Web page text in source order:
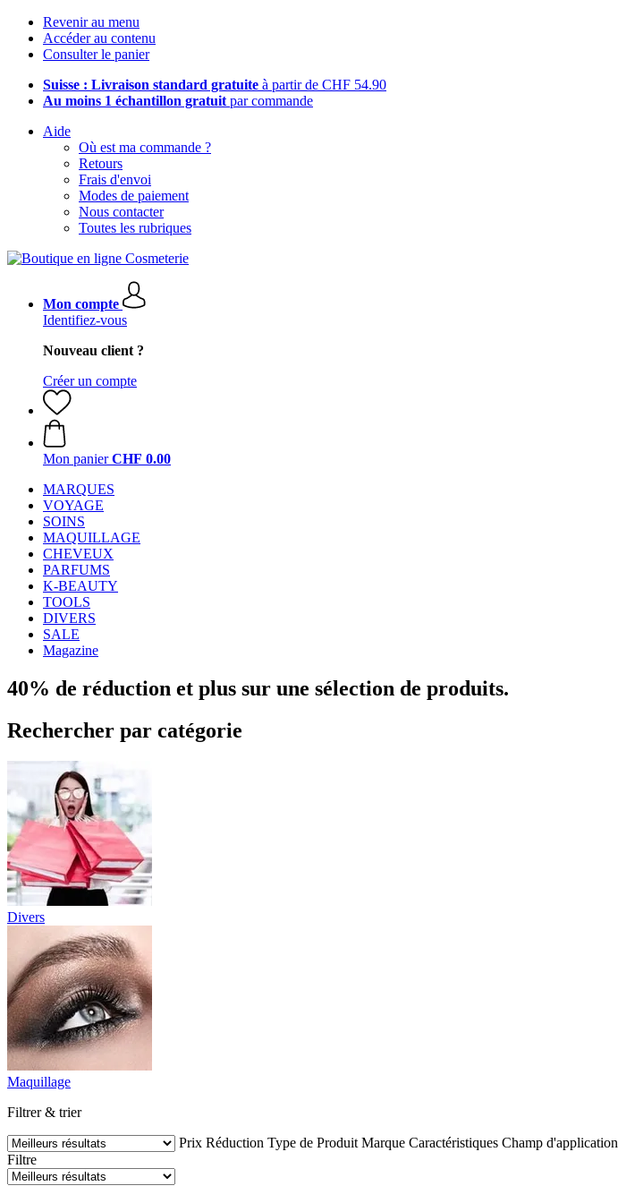
Revenir au menu
Accéder au contenu
Consulter le panier
Suisse : Livraison standard gratuite à partir de CHF 54.90
Au moins 1 échantillon gratuit par commande
Aide
Où est ma commande ?
Retours
Frais d'envoi
Modes de paiement
Nous contacter
Toutes les rubriques
Mon compte
Identifiez-vous
Nouveau client ?
Créer un compte
Mon panier CHF 0.00
MARQUES
VOYAGE
SOINS
MAQUILLAGE
CHEVEUX
PARFUMS
K-BEAUTY
TOOLS
DIVERS
SALE
Magazine
40% de réduction et plus sur une sélection de produits.
Rechercher par catégorie
Divers
Maquillage
Filtrer & trier
Prix Réduction Type de Produit Marque Caractéristiques Champ d'application
Filtre